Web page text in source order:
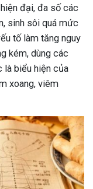
đại, đa số các
sinh sôi quá mức
tố làm tăng nguy
kém, dùng các
là biểu hiện của
xoang, viêm